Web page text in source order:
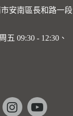
安南區長和路一段
五 09:30 - 12:30、
instagramyoutube